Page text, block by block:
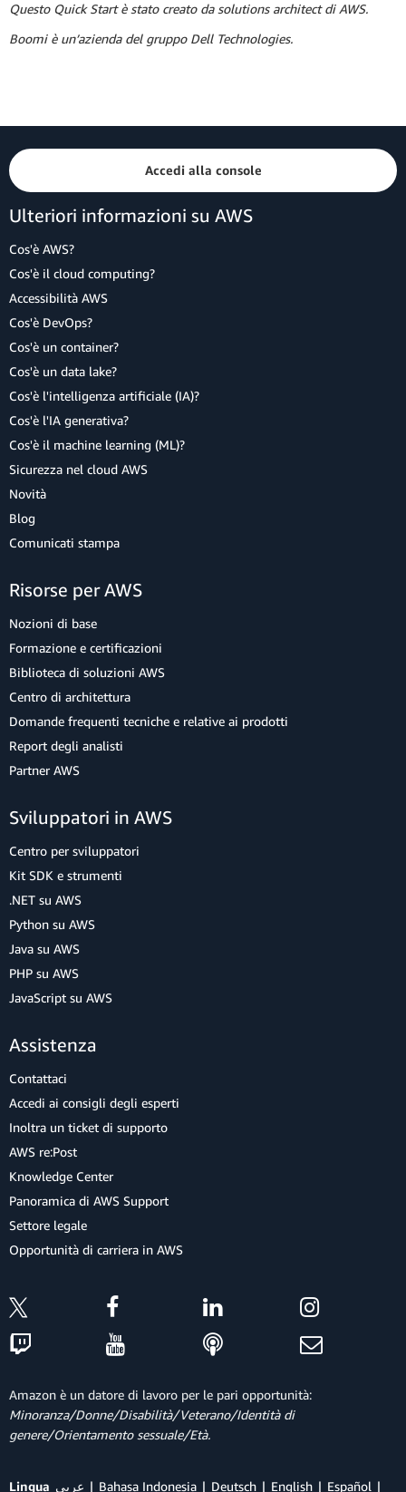
Questo Quick Start è stato creato da solutions architect di AWS.
Boomi è un’azienda del gruppo Dell Technologies.
Accedi alla console
Ulteriori informazioni su AWS
Cos'è AWS?
Cos'è il cloud computing?
Accessibilità AWS
Cos'è DevOps?
Cos'è un container?
Cos'è un data lake?
Cos'è l'intelligenza artificiale (IA)?
Cos'è l'IA generativa?
Cos'è il machine learning (ML)?
Sicurezza nel cloud AWS
Novità
Blog
Comunicati stampa
Risorse per AWS
Nozioni di base
Formazione e certificazioni
Biblioteca di soluzioni AWS
Centro di architettura
Domande frequenti tecniche e relative ai prodotti
Report degli analisti
Partner AWS
Sviluppatori in AWS
Centro per sviluppatori
Kit SDK e strumenti
.NET su AWS
Python su AWS
Java su AWS
PHP su AWS
JavaScript su AWS
Assistenza
Contattaci
Accedi ai consigli degli esperti
Inoltra un ticket di supporto
AWS re:Post
Knowledge Center
Panoramica di AWS Support
Settore legale
Opportunità di carriera in AWS
Amazon è un datore di lavoro per le pari opportunità:
Minoranza/Donne/Disabilità/Veterano/Identità di
genere/Orientamento sessuale/Età.
Lingua عربي Bahasa Indonesia Deutsch English Español